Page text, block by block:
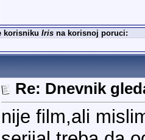
korisniku Irisna korisnoj poruci:
Re: Dnevnik
nije film,ali